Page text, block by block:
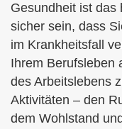
Gesundheit ist das
sicher sein, dass
im Krankheitsfall
Ihrem Berufsleben
des Arbeitslebens
Aktivitäten – den
dem Wohlstand